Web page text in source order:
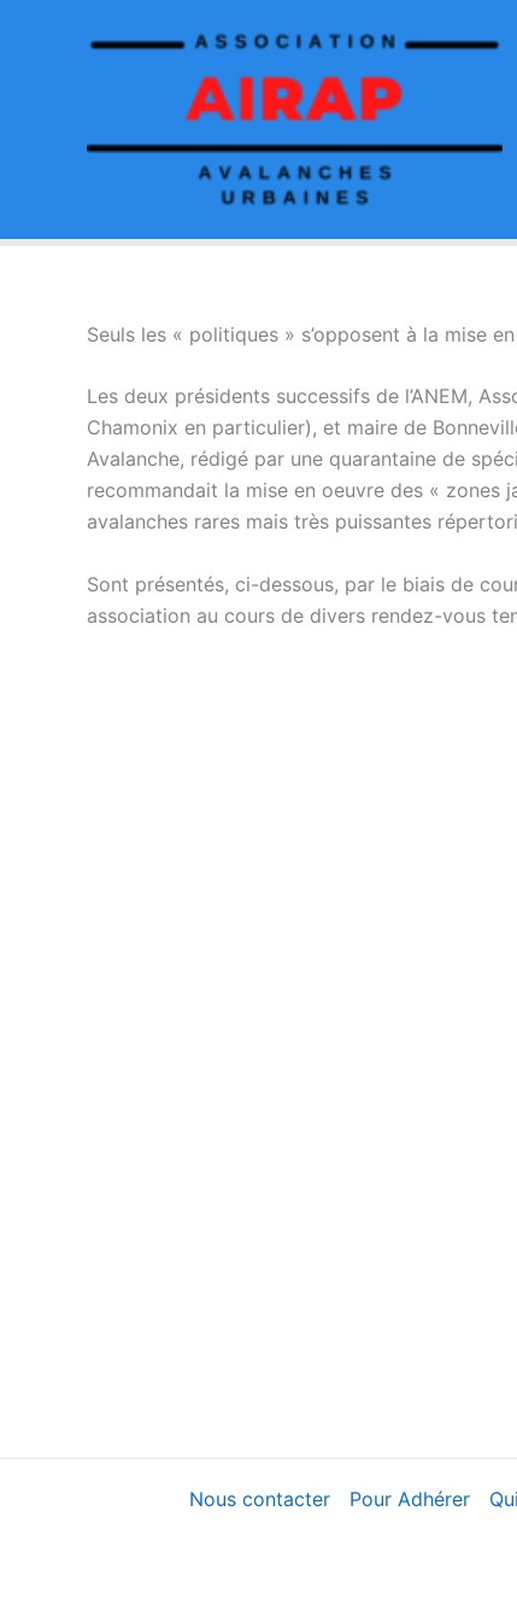
Seuls les « politiques » s’opposent à la mise
Les deux présidents successifs de l’ANEM,
Chamonix en particulier), et maire de
Avalanche, rédigé par une quarantaine de
recommandait la mise en oeuvre des « zones
avalanches rares mais très puissantes
Sont présentés, ci-dessous, par le biais de
association au cours de divers rendez-vous
Nous contacter Pour Adhérer